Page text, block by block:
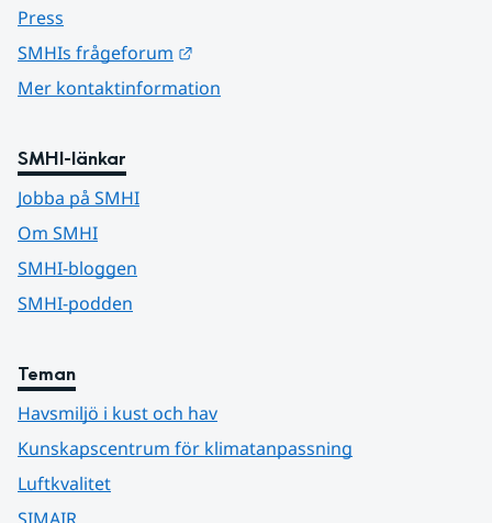
Press
SMHIs frågeforum
Mer kontaktinformation
SMHI-länkar
Jobba på SMHI
Om SMHI
SMHI-bloggen
SMHI-podden
Teman
Havsmiljö i kust och hav
Kunskapscentrum för klimatanpassning
Luftkvalitet